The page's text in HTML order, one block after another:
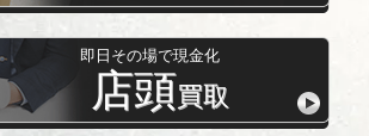
即日その場で現金化
店頭買取